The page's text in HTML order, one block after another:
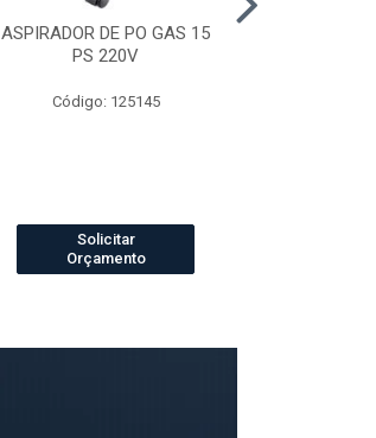
ASPIRADOR DE PO GAS 15
PS 220V
Código: 125145
Solicitar
Orçamento